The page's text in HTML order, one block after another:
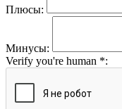
Плюсы:
Минусы:
Verify you're human *: